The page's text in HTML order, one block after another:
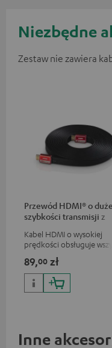
Niezbędne
Zestaw nie zawiera
Przewód HDMI® o
szybkości transmisji z
Kabel HDMI o wysokiej
prędkości obsługuje
przykład 4K 50/60p i 4K
89,00 zł
Inne